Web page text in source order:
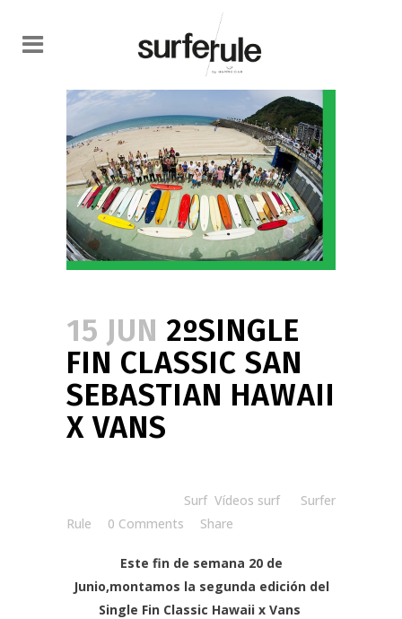
15 JUN 2ºSINGLE
FIN CLASSIC SAN
SEBASTIAN HAWAII
X VANS
Surf Vídeos surf
Surfer
Rule
0 Comments Share
Este fin de semana 20 de
Junio,montamos la segunda edición del
Single Fin Classic Hawaii x Vans